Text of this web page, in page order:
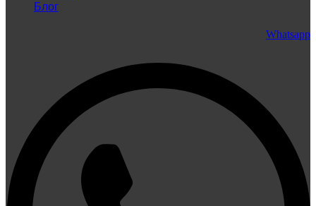
Блог
Whatsapp